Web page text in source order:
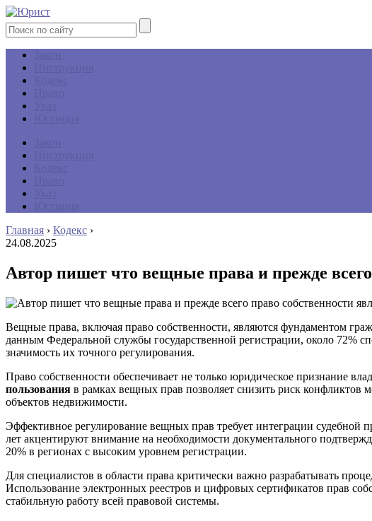
Главная › Кодекс ›
24.08.2025
Автор пишет что вещные права и прежде
Вещные права, включая право собственности, являются фундаментом
данным Федеральной службы государственной регистрации, около 72%
значимость их точного регулирования.
Право собственности обеспечивает не только юридическое признание
пользования в рамках вещных прав позволяет снизить риск конфликтов
объектов недвижимости.
Эффективное регулирование вещных прав требует интеграции
лет акцентируют внимание на необходимости документального
20% в регионах с высоким уровнем регистрации.
Для специалистов в области права критически важно разрабатывать
Использование электронных реестров и цифровых сертификатов прав
стабильную работу всей правовой системы.